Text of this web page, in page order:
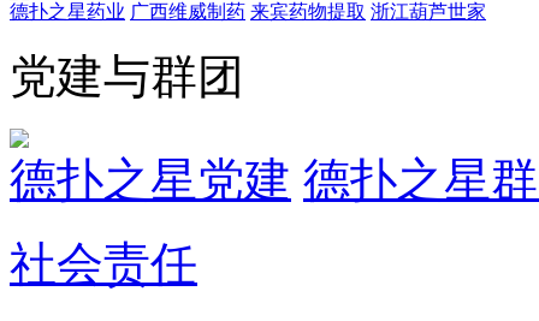
德扑之星药业 广西维威制药 来宾药物提取 浙江葫芦世家
党建与群团
德扑之星党建 德扑之星
社会责任